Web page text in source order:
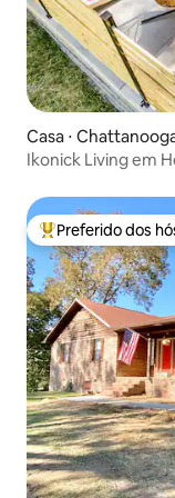
Casa ⋅
Ikonick Living em
Entre os
Preferido dos